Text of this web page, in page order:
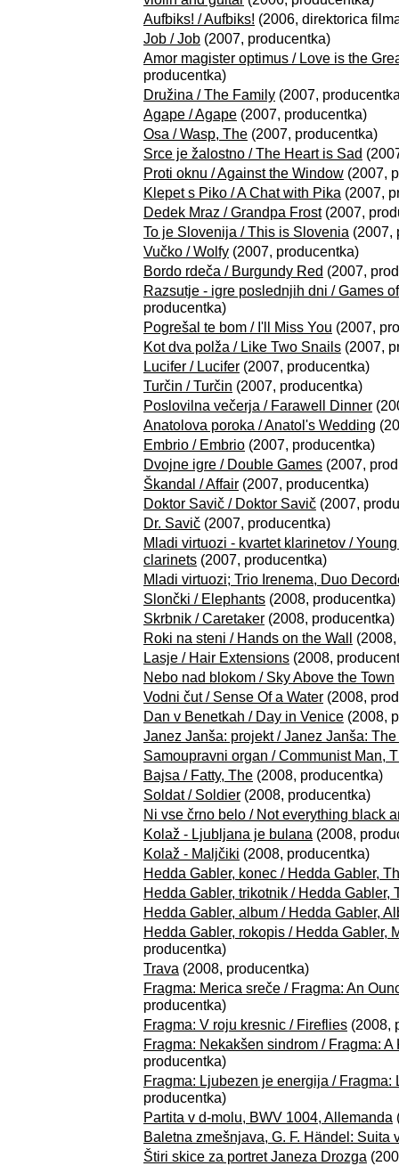
Aufbiks! / Aufbiks! (2006, direktorica
Job / Job (2007, producentka)
Amor magister optimus / Love is the
producentka)
Družina / The Family (2007,
Agape / Agape (2007, producentka)
Osa / Wasp, The (2007, producentka)
Srce je žalostno / The Heart is Sad
Proti oknu / Against the Window (2007,
Klepet s Piko / A Chat with Pika (2007,
Dedek Mraz / Grandpa Frost(2007,
To je Slovenija / This is Slovenia (2007,
Vučko / Wolfy (2007, producentka)
Bordo rdeča / Burgundy Red (2007,
Razsutje - igre poslednjih dni / Games
producentka)
Pogrešal te bom / I'll Miss You (2007,
Kot dva polža / Like Two Snails (2007,
Lucifer / Lucifer (2007, producentka)
Turčin / Turčin (2007, producentka)
Poslovilna večerja / Farawell Dinner
Anatolova poroka / Anatol's Wedding
Embrio / Embrio (2007, producentka)
Dvojne igre / Double Games (2007,
Škandal / Affair (2007, producentka)
Doktor Savič / Doktor Savič (2007,
Dr. Savič (2007, producentka)
Mladi virtuozi - kvartet klarinetov /
clarinets (2007, producentka)
Mladi virtuozi; Trio Irenema, Duo
Slončki / Elephants (2008, producentka)
Skrbnik / Caretaker (2008, producentka)
Roki na steni / Hands on the Wall
Lasje / Hair Extensions (2008,
Nebo nad blokom / Sky Above the Town
Vodni čut / Sense Of a Water (2008,
Dan v Benetkah / Day in Venice (2008,
Janez Janša: projekt / Janez Janša:
Samoupravni organ / Communist Man,
Bajsa / Fatty, The (2008, producentka)
Soldat / Soldier (2008, producentka)
Ni vse črno belo / Not everything black
Kolaž - Ljubljana je bulana (2008,
Kolaž - Maljčiki (2008, producentka)
Hedda Gabler, konec / Hedda Gabler,
Hedda Gabler, trikotnik / Hedda Gabler,
Hedda Gabler, album / Hedda Gabler,
Hedda Gabler, rokopis / Hedda Gabler,
producentka)
Trava (2008, producentka)
Fragma: Merica sreče / Fragma: An
producentka)
Fragma: V roju kresnic / Fireflies (2008,
Fragma: Nekakšen sindrom / Fragma:
producentka)
Fragma: Ljubezen je energija / Fragma:
producentka)
Partita v d-molu, BWV 1004, Allemanda
Baletna zmešnjava, G. F. Händel: Suita
Štiri skice za portret Janeza Drozga